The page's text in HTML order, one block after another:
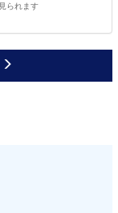
られます